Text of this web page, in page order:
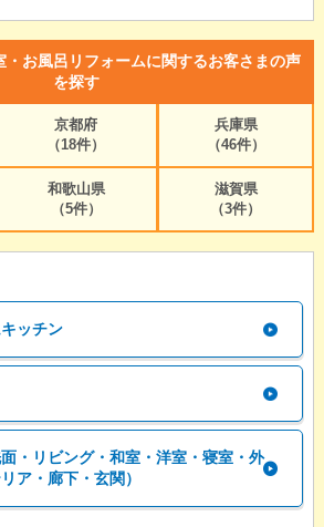
・お風呂リフォームに関するお客さまの声
を探す
京都府
（18件）
兵庫県
（46件）
和歌山県
（5件）
滋賀県
（3件）
ッチン
・リビング・和室・洋室・寝室・外
ア・廊下・玄関）